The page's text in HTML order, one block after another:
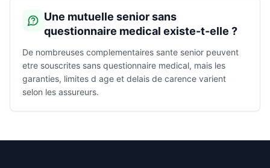
Une mutuelle senior sans
questionnaire medical existe-t-elle ?
De nombreuses complementaires sante senior peuvent
etre souscrites sans questionnaire medical, mais les
garanties, limites d age et delais de carence varient
selon les assureurs.